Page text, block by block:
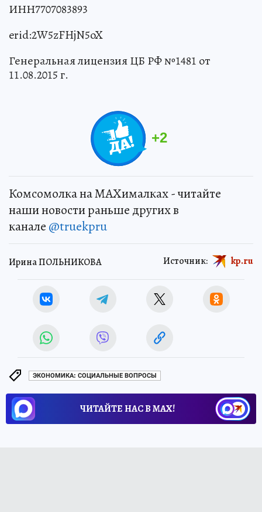
ИНН7707083893
erid:2W5zFHjN5oX
Генеральная лицензия ЦБ РФ №1481 от
11.08.2015 г.
+2
Комсомолка на MAXималках - читайте
наши новости раньше других в
канале @truekpru
Ирина ПОЛЬНИКОВА Источник: kp.ru
ЭКОНОМИКА: СОЦИАЛЬНЫЕ ВОПРОСЫ
ЧИТАЙТЕ НАС В МАХ!